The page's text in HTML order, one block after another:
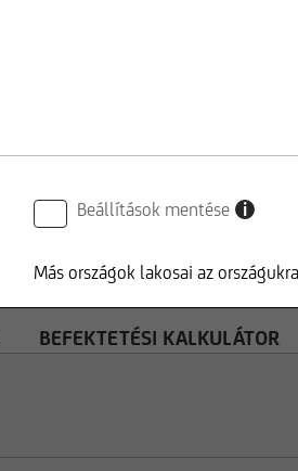
BEFEKTETÉSI KALKULÁTOR
Beállítások mentése i
Más országok lakosai az